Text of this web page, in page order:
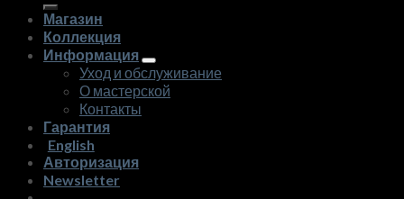
Магазин
Коллекция
Информация
Уход и обслуживание
О мастерской
Контакты
Гарантия
English
Авторизация
Newsletter